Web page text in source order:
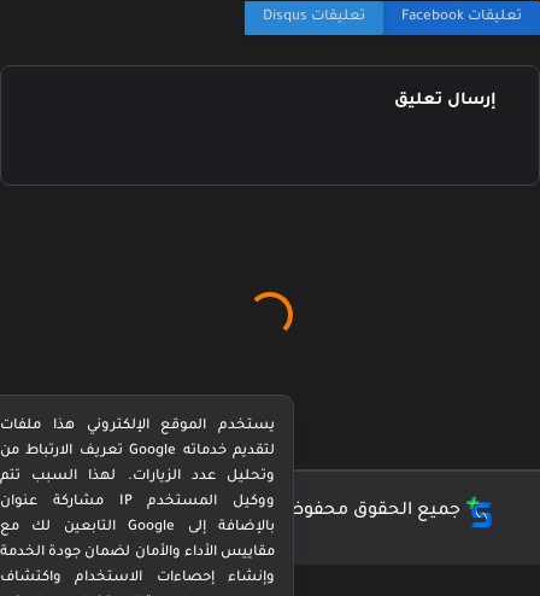
إرسال تعليق
جميع الحقوق محفوظة © كورة بيرفكت Perfect Kora
يستخدم الموقع الإلكتروني هذا ملفات
تعريف الارتباط من Google لتقديم خدماته
وتحليل عدد الزيارات. لهذا السبب تتم
مشاركة عنوان IP ووكيل المستخدم
التابعين لك مع Google بالإضافة إلى
مقاييس الأداء والأمان لضمان جودة الخدمة
وإنشاء إحصاءات الاستخدام واكتشاف